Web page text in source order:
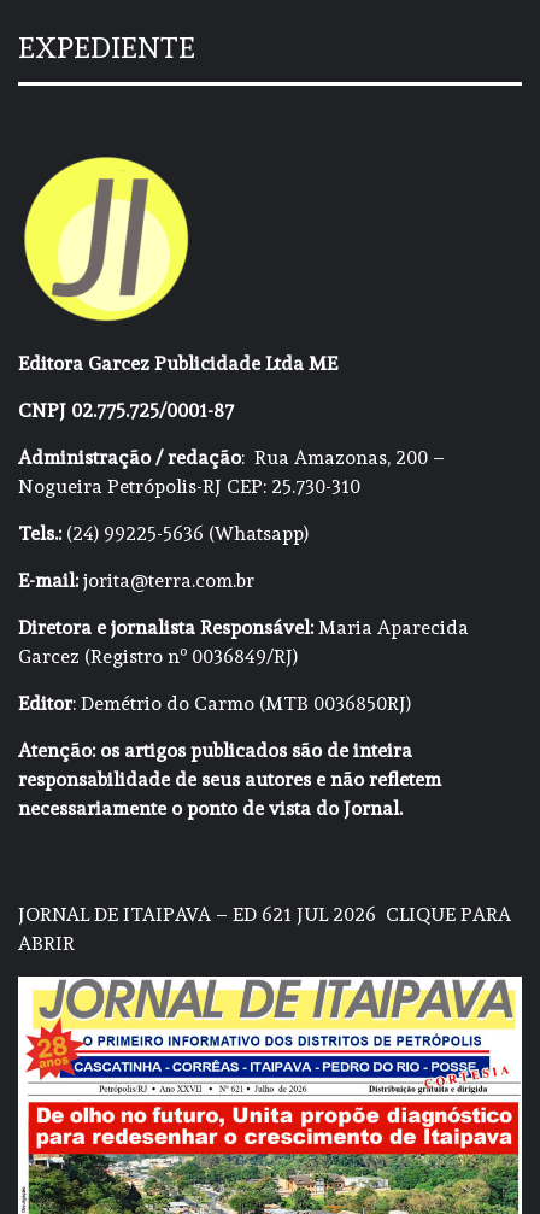
EXPEDIENTE
Editora Garcez Publicidade Ltda ME
CNPJ 02.775.725/0001-87
Administração / redação: Rua Amazonas, 200 –
Nogueira Petrópolis-RJ CEP: 25.730-310
Tels.:(24) 99225-5636 (Whatsapp)
E-mail:jorita@terra.com.br
Diretora e jornalista Responsável:Maria Aparecida
Garcez (Registro nº 0036849/RJ)
Editor: Demétrio do Carmo (MTB 0036850RJ)
Atenção: os artigos publicados são de inteira
responsabilidade de seus autores e não refletem
necessariamente o ponto de vista do Jornal.
JORNAL DE ITAIPAVA – ED 621 JUL 2026 CLIQUE PARA
ABRIR